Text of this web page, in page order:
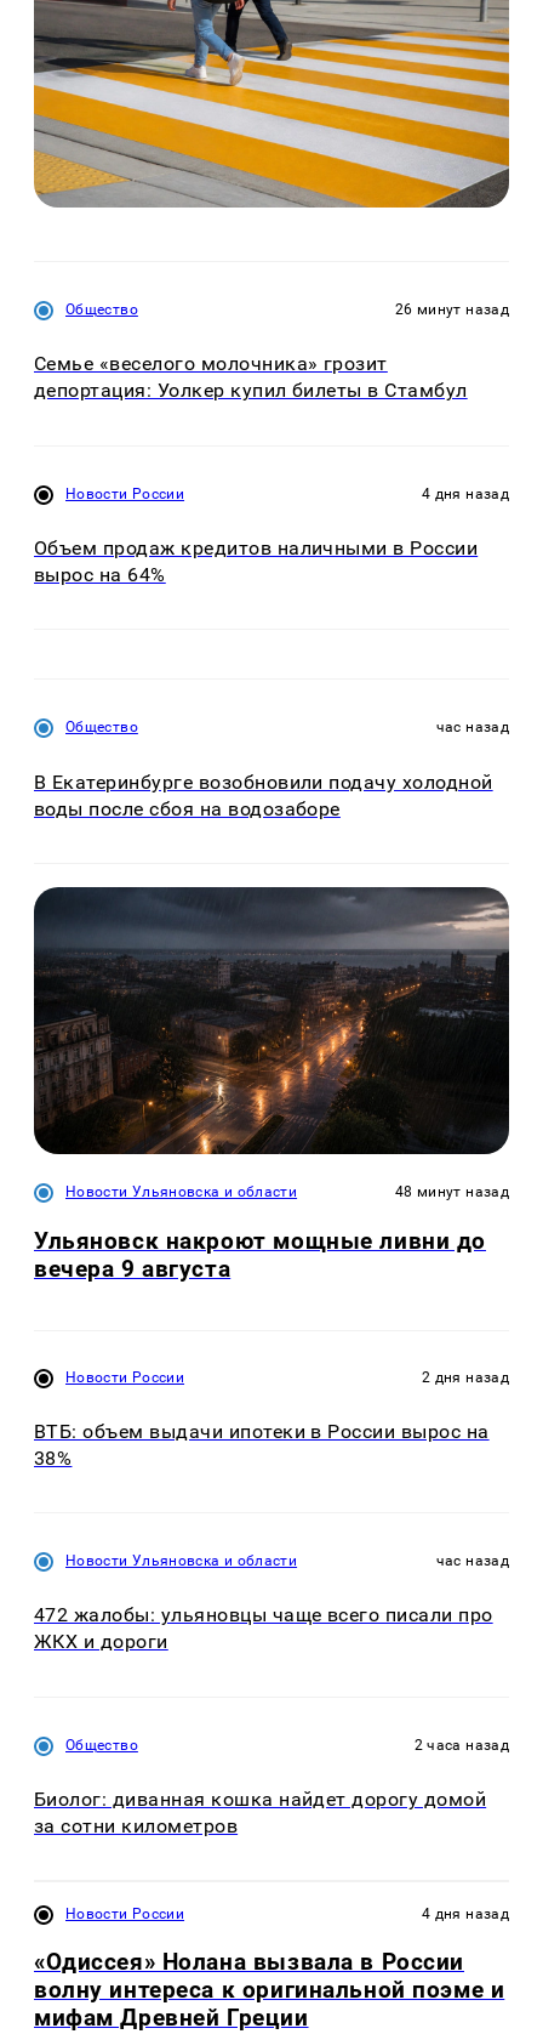
Общество 26 минут назад
Семье «веселого молочника» грозит
депортация: Уолкер купил билеты в Стамбул
Новости России 4 дня назад
Объем продаж кредитов наличными в России
вырос на 64%
Общество час назад
В Екатеринбурге возобновили подачу холодной
воды после сбоя на водозаборе
Новости Ульяновска и области 48 минут назад
Ульяновск накроют мощные ливни до
вечера 9 августа
Новости России 2 дня назад
ВТБ: объем выдачи ипотеки в России вырос на
38%
Новости Ульяновска и области час назад
472 жалобы: ульяновцы чаще всего писали про
ЖКХ и дороги
Общество 2 часа назад
Биолог: диванная кошка найдет дорогу домой
за сотни километров
Новости России 4 дня назад
«Одиссея» Нолана вызвала в России
волну интереса к оригинальной поэме и
мифам Древней Греции